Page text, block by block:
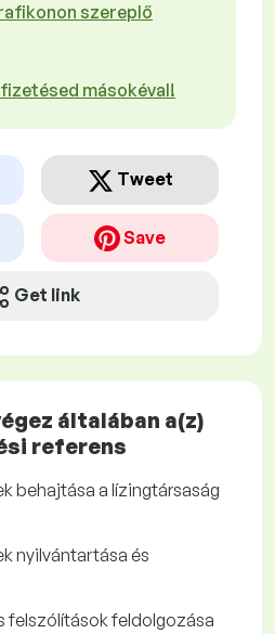
szereplő
másokéval!
Tweet
Save
Get link
általában a(z)
referens
behajtása a lízingtársaság
nyilvántartása és
felszólítások feldolgozása